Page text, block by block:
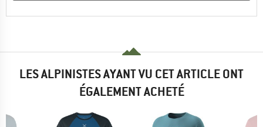
LES ALPINISTES AYANT VU CET ARTICLE ONT
ÉGALEMENT ACHETÉ